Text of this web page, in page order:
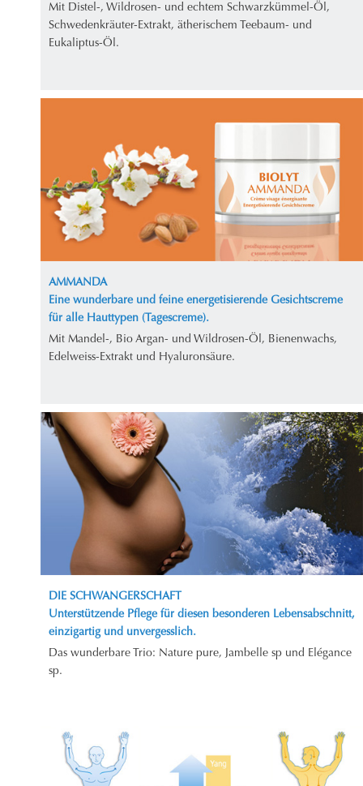
Mit Distel-, Wildrosen- und echtem Schwarzkümmel-Öl,
Schwedenkräuter-Extrakt, ätherischem Teebaum- und
Eukaliptus-Öl.
AMMANDA
Eine wunderbare und feine energetisierende Gesichtscreme
für alle Hauttypen (Tagescreme).
Mit Mandel-, Bio Argan- und Wildrosen-Öl, Bienenwachs,
Edelweiss-Extrakt und Hyaluronsäure.
DIE SCHWANGERSCHAFT
Unterstützende Pflege für diesen besonderen Lebensabschnitt,
einzigartig und unvergesslich.
Das wunderbare Trio: Nature pure, Jambelle sp und Elégance
sp.